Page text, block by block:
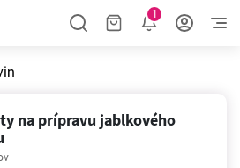
1
na prípravu jablkového